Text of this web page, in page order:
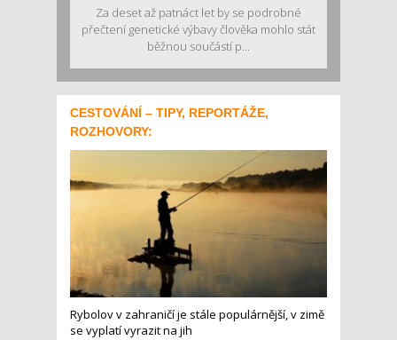
Za deset až patnáct let by se podrobné
přečtení genetické výbavy člověka mohlo stát
běžnou součástí p...
CESTOVÁNÍ – TIPY, REPORTÁŽE,
ROZHOVORY:
Rybolov v zahraničí je stále populárnější, v zimě
se vyplatí vyrazit na jih